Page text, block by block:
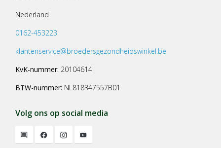
Nederland
0162-453223
klantenservice@broedersgezondheidswinkel.be
KvK-nummer: 20104614
BTW-nummer: NL818347557B01
Volg ons op social media